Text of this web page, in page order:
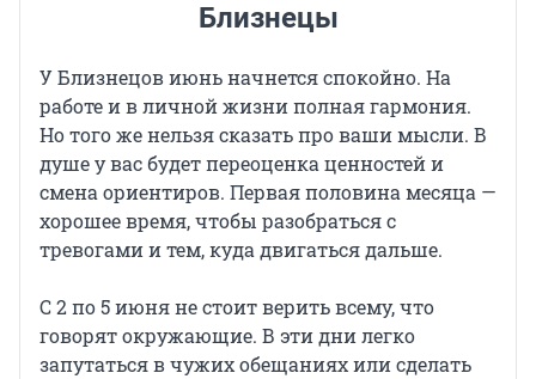
Близнецы
У Близнецов июнь начнется спокойно. На
работе и в личной жизни полная гармония.
Но того же нельзя сказать про ваши мысли. В
душе у вас будет переоценка ценностей и
смена ориентиров. Первая половина месяца —
хорошее время, чтобы разобраться с
тревогами и тем, куда двигаться дальше.
С 2 по 5 июня не стоит верить всему, что
говорят окружающие. В эти дни легко
запутаться в чужих обещаниях или сделать